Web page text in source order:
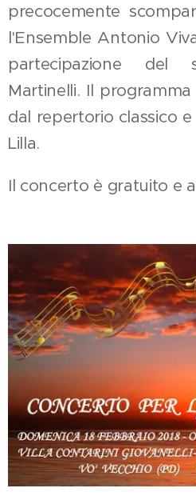
precocemente
l'Ensemble Antonio
partecipazione del
Martinelli. Il
dal repertorio classico
Lilla.
Il concerto è gratuito e